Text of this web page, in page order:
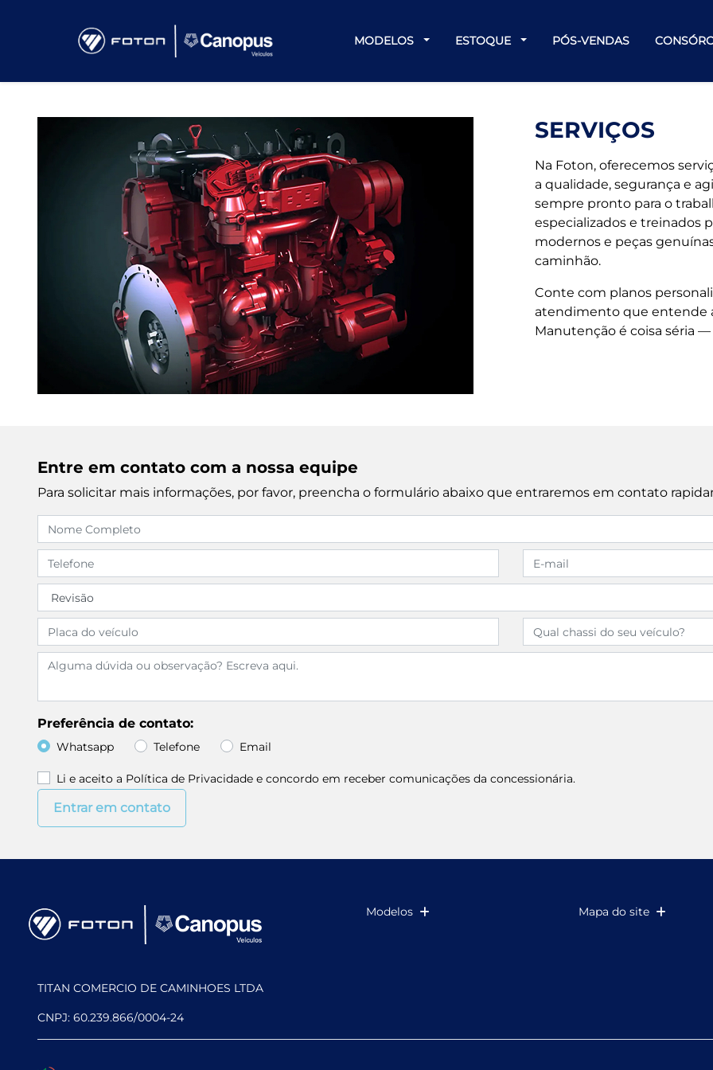
MODELOS ESTOQUE PÓS-VENDAS
SERVIÇOS
Na Foton, oferecemos
a qualidade, segurança e
sempre pronto para o
especializados e treinados
modernos e peças
caminhão.
Conte com planos
atendimento que entende
Manutenção é coisa séria
Entre em contato com a nossa equipe
Para solicitar mais informações, por favor, preencha o formulário abaixo que entraremos em contato
Preferência de contato:
Whatsapp Telefone Email
Li e aceito a Política de Privacidade e concordo em receber comunicações da concessionária.
Entrar em contato
Modelos Mapa do site
TITAN COMERCIO DE CAMINHOES LTDA
CNPJ: 60.239.866/0004-24